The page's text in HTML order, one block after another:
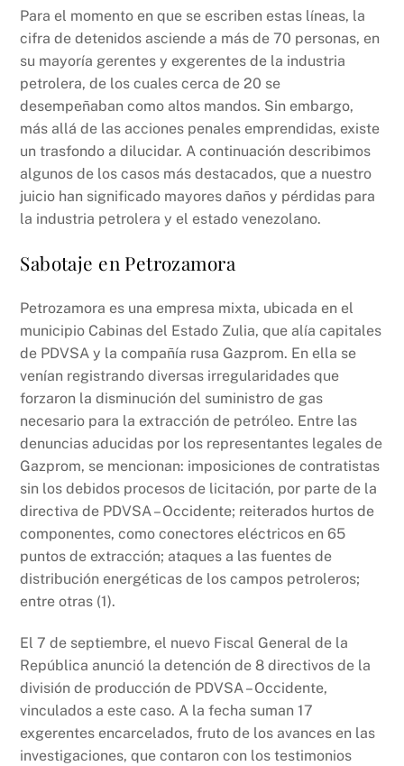
Para el momento en que se escriben estas líneas, la
cifra de detenidos asciende a más de 70 personas, en
su mayoría gerentes y exgerentes de la industria
petrolera, de los cuales cerca de 20 se
desempeñaban como altos mandos. Sin embargo,
más allá de las acciones penales emprendidas, existe
un trasfondo a dilucidar. A continuación describimos
algunos de los casos más destacados, que a nuestro
juicio han significado mayores daños y pérdidas para
la industria petrolera y el estado venezolano.
Sabotaje en Petrozamora
Petrozamora es una empresa mixta, ubicada en el
municipio Cabinas del Estado Zulia, que alía capitales
de PDVSA y la compañía rusa Gazprom. En ella se
venían registrando diversas irregularidades que
forzaron la disminución del suministro de gas
necesario para la extracción de petróleo. Entre las
denuncias aducidas por los representantes legales de
Gazprom, se mencionan: imposiciones de contratistas
sin los debidos procesos de licitación, por parte de la
directiva de PDVSA – Occidente; reiterados hurtos de
componentes, como conectores eléctricos en 65
puntos de extracción; ataques a las fuentes de
distribución energéticas de los campos petroleros;
entre otras (1).
El 7 de septiembre, el nuevo Fiscal General de la
República anunció la detención de 8 directivos de la
división de producción de PDVSA – Occidente,
vinculados a este caso. A la fecha suman 17
exgerentes encarcelados, fruto de los avances en las
investigaciones, que contaron con los testimonios